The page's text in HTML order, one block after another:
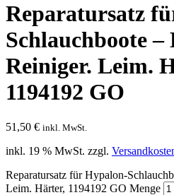
Reparatursatz
Schlauchboote –
Reiniger. Leim.
1194192 GO
51,50 € inkl. MwSt.
inkl. 19 % MwSt. zzgl.
Reparatursatz für Hypalon-
Leim. Härter, 1194192 GO Menge